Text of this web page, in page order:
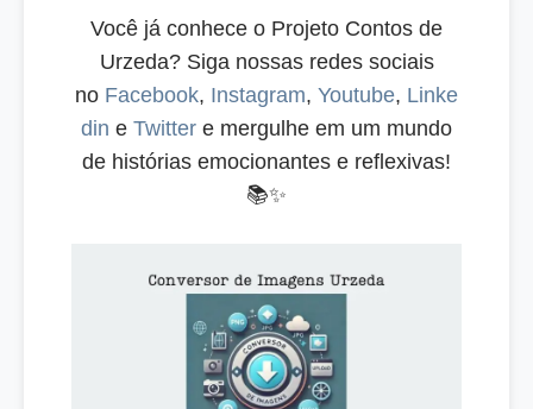
Você já conhece o Projeto Contos de
Urzeda? Siga nossas redes sociais
no Facebook, Instagram, Youtube, Linke
din e Twitter e mergulhe em um mundo
de histórias emocionantes e reflexivas!
📚✨